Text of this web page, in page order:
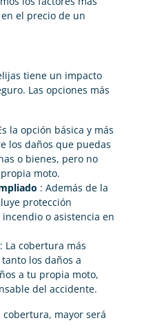
el precio de un
tiene un impacto
Las opciones más
la opción básica y más
los daños que puedas
o bienes, pero no
moto.
: Además de la
protección
o asistencia en
: La cobertura más
los daños a
a tu propia moto,
del accidente.
mayor será